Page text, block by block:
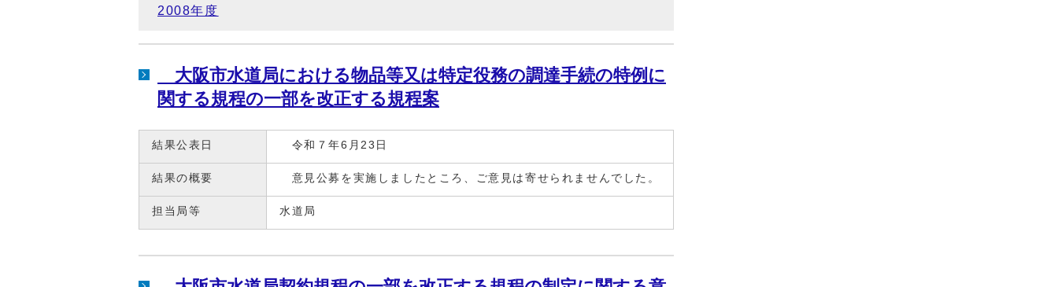
2008年度
大阪市水道局における物品等又は特定役務の調達手続の特例に
関する規程の一部を改正する規程案
結果公表日 令和７年6月23日
結果の概要 意見公募を実施しましたところ、ご意見は寄せられませんでした。
担当局等 水道局